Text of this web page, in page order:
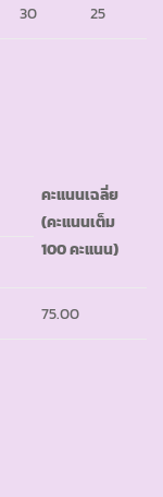
30 25
คะแนนเฉลี่ย
(คะแนนเต็ม
100 คะแนน)
75.00